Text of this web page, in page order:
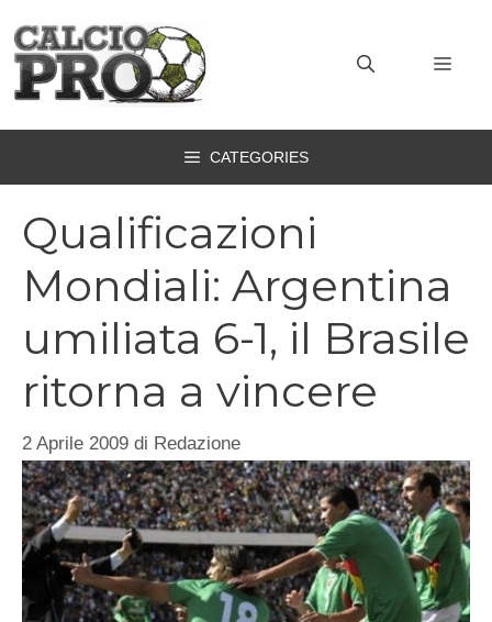
contenuto
CATEGORIES
Qualificazioni
Mondiali: Argentina
umiliata 6-1, il Brasile
ritorna a vincere
2 Aprile 2009 di Redazione